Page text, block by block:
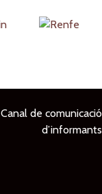
Canal de comunicació
d’informants